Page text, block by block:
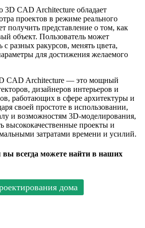
3D CAD Architecture обладает
проектов в режиме реального
получить представление о том, как
объект. Пользователь может
с разных ракурсов, менять цвета,
для достижения желаемого
CAD Architecture — это мощный
дизайнеров интерьеров и
работающих в сфере архитектуры и
своей простоте в использовании,
и возможностям 3D-моделирования,
высококачественные проекты и
затратами времени и усилий.
всегда можете найти в наших
дома